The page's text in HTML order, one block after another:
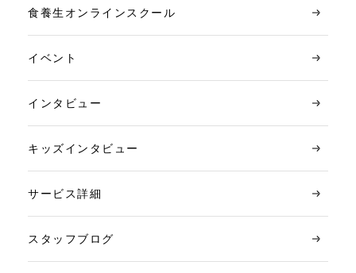
食養生オンラインスクール
イベント
インタビュー
キッズインタビュー
サービス詳細
スタッフブログ